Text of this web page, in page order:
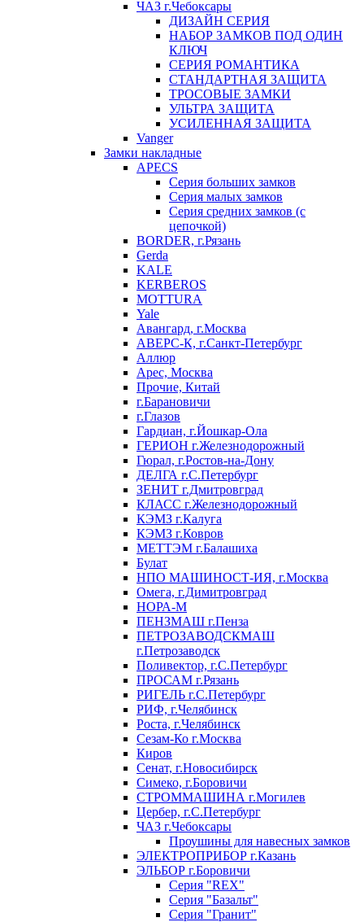
ЧАЗ г.Чебоксары
ДИЗАЙН СЕРИЯ
НАБОР ЗАМКОВ ПОД ОДИН
КЛЮЧ
СЕРИЯ РОМАНТИКА
СТАНДАРТНАЯ ЗАЩИТА
ТРОСОВЫЕ ЗАМКИ
УЛЬТРА ЗАЩИТА
УСИЛЕННАЯ ЗАЩИТА
Vanger
Замки накладные
APECS
Серия больших замков
Серия малых замков
Серия средних замков (с
цепочкой)
BORDER, г.Рязань
Gerda
KALE
KERBEROS
MOTTURA
Yale
Авангард, г.Москва
АВЕРС-К, г.Санкт-Петербург
Аллюр
Арес, Москва
Прочие, Китай
г.Барановичи
г.Глазов
Гардиан, г.Йошкар-Ола
ГЕРИОН г.Железнодорожный
Гюрал, г.Ростов-на-Дону
ДЕЛГА г.С.Петербург
ЗЕНИТ г.Дмитровград
КЛАСС г.Железнодорожный
КЭМЗ г.Калуга
КЭМЗ г.Ковров
МЕТТЭМ г.Балашиха
Булат
НПО МАШИНОСТ-ИЯ, г.Москва
Омега, г.Димитровград
НОРА-М
ПЕНЗМАШ г.Пенза
ПЕТРОЗАВОДСКМАШ
г.Петрозаводск
Поливектор, г.С.Петербург
ПРОСАМ г.Рязань
РИГЕЛЬ г.С.Петербург
РИФ, г.Челябинск
Роста, г.Челябинск
Сезам-Ко г.Москва
Киров
Сенат, г.Новосибирск
Симеко, г.Боровичи
СТРОММАШИНА г.Могилев
Цербер, г.С.Петербург
ЧАЗ г.Чебоксары
Проушины для навесных замков
ЭЛЕКТРОПРИБОР г.Казань
ЭЛЬБОР г.Боровичи
Серия "REX"
Серия "Базальт"
Серия "Гранит"